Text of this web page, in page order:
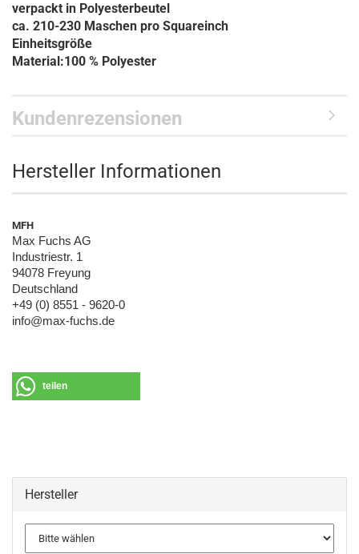
verpackt in Polyesterbeutel
ca. 210-230 Maschen pro Squareinch
Einheitsgröße
Material:100 % Polyester
Kundenrezensionen
Hersteller Informationen
MFH
Max Fuchs AG
Industriestr. 1
94078 Freyung
Deutschland
+49 (0) 8551 - 9620-0
info@max-fuchs.de
teilen
Hersteller